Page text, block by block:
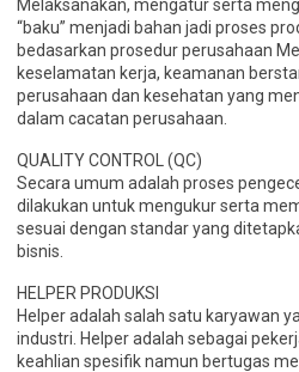
Melaksanakan, mengatur serta
“baku” menjadi bahan jadi proses
bedasarkan prosedur perusahaan
keselamatan kerja, keamanan
perusahaan dan kesehatan yang
dalam cacatan perusahaan.
QUALITY CONTROL (QC)
Secara umum adalah proses
dilakukan untuk mengukur serta
sesuai dengan standar yang
bisnis.
HELPER PRODUKSI
Helper adalah salah satu karyawan
industri. Helper adalah sebagai
keahlian spesifik namun bertugas